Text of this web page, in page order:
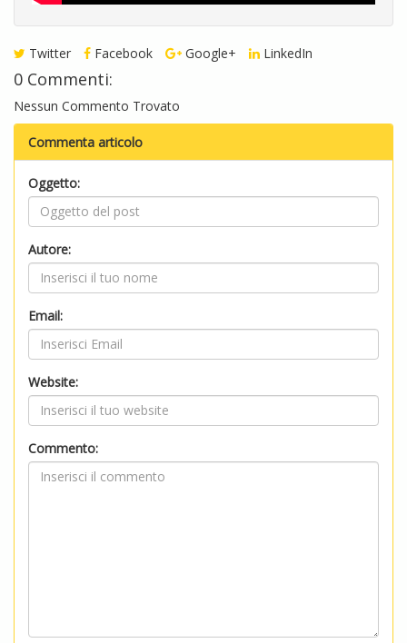
Twitter Facebook Google+ LinkedIn
0 Commenti:
Nessun Commento Trovato
Commenta articolo
Oggetto:
Autore:
Email:
Website:
Commento: